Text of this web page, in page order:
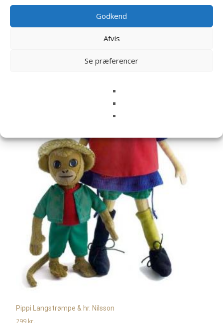
Godkend
Afvis
Se præferencer
Pippi Langstrømpe & hr. Nilsson
299 kr.